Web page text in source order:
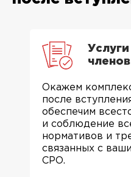
Окажем
после
обеспечим
и соблюдение
нормативов и
связанных с
СРО.